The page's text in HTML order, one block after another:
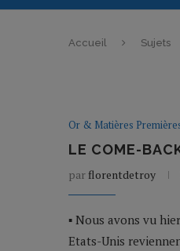
Accueil Sujets
Or & Matières
LE COME-
parflorentdetroy
▪ Nous avons vu
Etats-Unis